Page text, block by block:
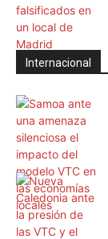
Internacional